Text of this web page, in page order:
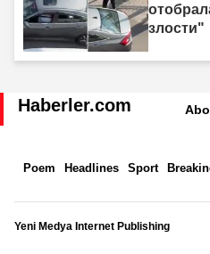
злости"
Haberler.com
Poem Headlines Sport
Yeni Medya Internet Publishing